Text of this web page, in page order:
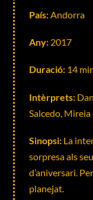
País:Andorra
Any: 2017
Duració: 14
Intèrprets:
Salcedo,
Sinopsi: La
sorpresa als
d’aniversari.
planejat.